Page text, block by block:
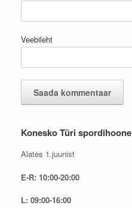
Veebileht
Konesko Türi
Alates 1.juunist
E-R: 10:00-20:00
L: 09:00-16:00